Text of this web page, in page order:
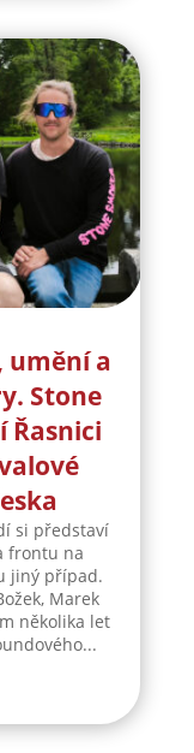
umění a
Stone
Řasnici
si představí
frontu na
jiný případ.
Marek
několika let